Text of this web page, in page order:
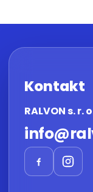
Kontakt
RALVON s. r.
info@